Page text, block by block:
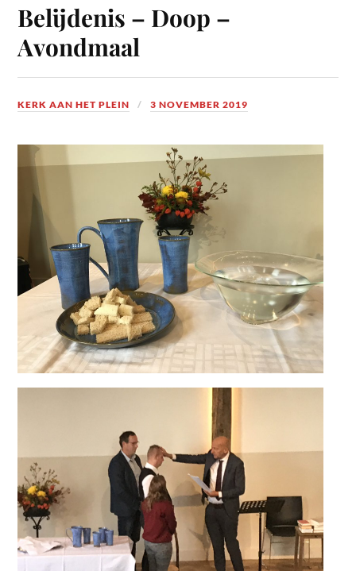
Belijdenis – Doop –
Avondmaal
KERK AAN HET PLEIN 3 NOVEMBER 2019